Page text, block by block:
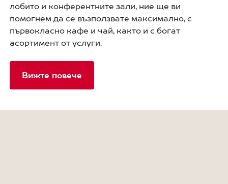
лобито и конферентните зали, ние ще ви
помогнем да се възползвате максимално, с
първокласно кафе и чай, както и с богат
асортимент от услуги.
Вижте повече